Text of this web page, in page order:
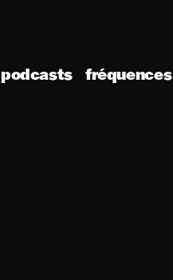
podcasts fréquences